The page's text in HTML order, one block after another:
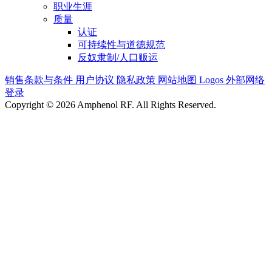
职业生涯
质量
认证
可持续性与道德规范
反奴隶制/人口贩运
销售条款与条件 用户协议 隐私政策 网站地图 Logos 外部网络
登录
Copyright © 2026 Amphenol RF. All Rights Reserved.